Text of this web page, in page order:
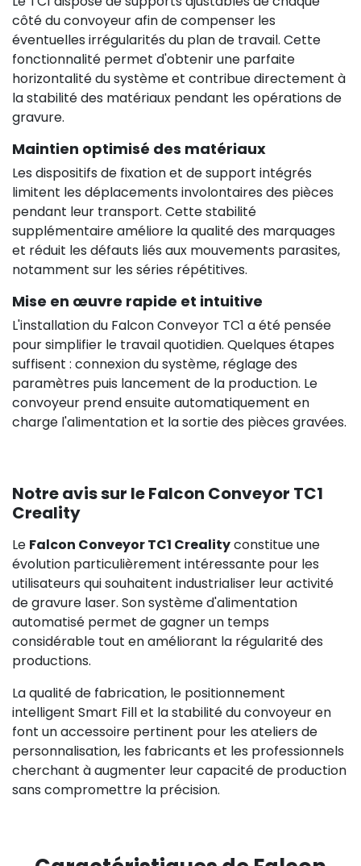
côté du convoyeur afin de compenser les
éventuelles irrégularités du plan de travail. Cette
fonctionnalité permet d'obtenir une parfaite
horizontalité du système et contribue directement à
la stabilité des matériaux pendant les opérations de
gravure.
Maintien optimisé des matériaux
Les dispositifs de fixation et de support intégrés
limitent les déplacements involontaires des pièces
pendant leur transport. Cette stabilité
supplémentaire améliore la qualité des marquages
et réduit les défauts liés aux mouvements parasites,
notamment sur les séries répétitives.
Mise en œuvre rapide et intuitive
L'installation du Falcon Conveyor TC1 a été pensée
pour simplifier le travail quotidien. Quelques étapes
suffisent : connexion du système, réglage des
paramètres puis lancement de la production. Le
convoyeur prend ensuite automatiquement en
charge l'alimentation et la sortie des pièces gravées.
Notre avis sur le Falcon Conveyor TC1
Creality
Le Falcon Conveyor TC1 Crealityconstitue une
évolution particulièrement intéressante pour les
utilisateurs qui souhaitent industrialiser leur activité
de gravure laser. Son système d'alimentation
automatisé permet de gagner un temps
considérable tout en améliorant la régularité des
productions.
La qualité de fabrication, le positionnement
intelligent Smart Fill et la stabilité du convoyeur en
font un accessoire pertinent pour les ateliers de
personnalisation, les fabricants et les professionnels
cherchant à augmenter leur capacité de production
sans compromettre la précision.